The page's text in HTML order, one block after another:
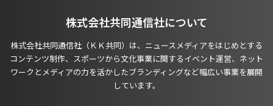
株式会社共同通信社について
株式会社共同通信社（ＫＫ共同）は、ニュースメディアをはじめとする
コンテンツ制作、スポーツから文化事業に関するイベント運営、ネット
ワークとメディアの力を活かしたブランディングなど幅広い事業を展開
しています。